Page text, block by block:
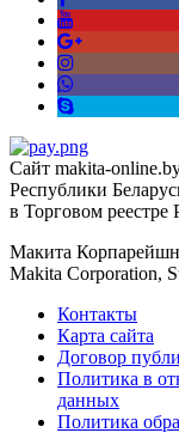
Сайт makita-
Республики
в Торговом реестре
Макита
Makita Corporation,
Контакты
Карта сайта
Договор
Политика в
данных
Политика